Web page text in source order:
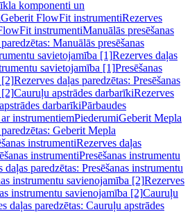
komponenti un
Geberit FlowFit instrumentiRezerves
instrumentiManuālās presēšanas
Manuālās presēšanas
savietojamība [1]Rezerves daļas
savietojamība [1]Presēšanas
[2]Rezerves daļas paredzētas: Presēšanas
[2]Cauruļu apstrādes darbarīkiRezerves
darbarīkiPārbaudes
ar instrumentiemPiederumiGeberit Mepla
Geberit Mepla
instrumentiRezerves daļas
instrumentiPresēšanas instrumentu
daļas paredzētas: Presēšanas instrumentu
instrumentu savienojamība [2]Rezerves
instrumentu savienojamība [2]Cauruļu
daļas paredzētas: Cauruļu apstrādes